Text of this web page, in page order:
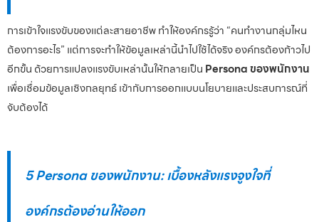
การเข้าใจแรงขับของแต่ละสายอาชีพ ทำให้องค์กรรู้ว่า “คนทำงานกลุ่มไหน
ต้องการอะไร” แต่การจะทำให้ข้อมูลเหล่านี้นำไปใช้ได้จริง องค์กรต้องก้าวไป
อีกขั้น ด้วยการแปลงแรงขับเหล่านั้นให้กลายเป็น Persona ของพนักงาน
เพื่อเชื่อมข้อมูลเชิงกลยุทธ์ เข้ากับการออกแบบนโยบายและประสบการณ์ที่
จับต้องได้
5 Persona ของพนักงาน: เบื้องหลังแรงจูงใจที่
องค์กรต้องอ่านให้ออก